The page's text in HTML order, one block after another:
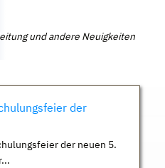
und andere Neuigkeiten
der
der neuen 5.